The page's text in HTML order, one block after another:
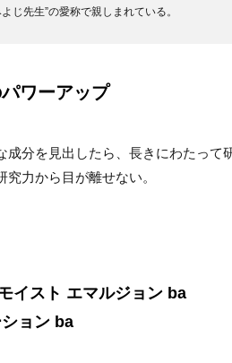
じ先生”の愛称で親しまれている。
ワーアップ
成分を見出したら、長きにわたって
究力から目が離せない。
イスト エマルジョン ba
ション ba